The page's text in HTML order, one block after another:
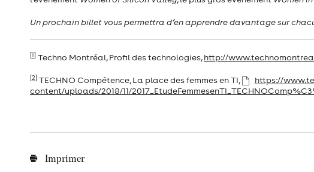
Un prochain billet vous permettra d’en apprendre davantage sur
[1] Techno Montréal, Profil des technologies,http://
[2] TECHNO Compétence, La place des femmes en TI,
https://
content/uploads/2018/11/
Imprimer